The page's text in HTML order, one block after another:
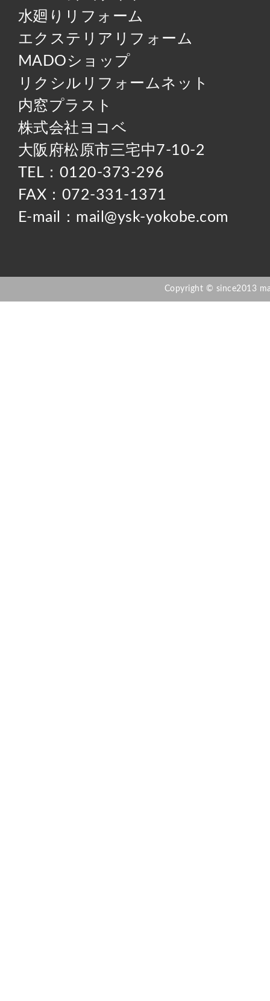
水廻りリフォーム
エクステリアリフォーム
MADOショップ
リクシルリフォームネット
内窓プラスト
株式会社ヨコベ
大阪府松原市三宅中7-10-2
TEL：0120-373-296
FAX：072-331-1371
E-mail：mail@ysk-yokobe.com
Copyright © since2013